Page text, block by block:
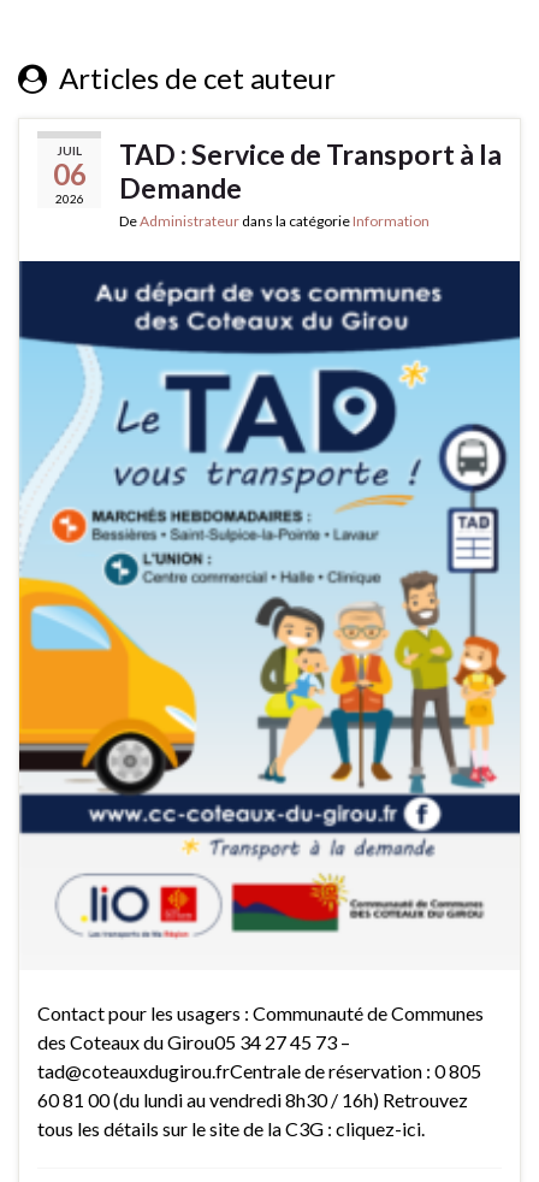
Articles de cet auteur
JUIL
06
2026
TAD : Service de Transport à la
Demande
DeAdministrateur dans la catégorie Information
Contact pour les usagers : Communauté de Communes
des Coteaux du Girou05 34 27 45 73 –
tad@coteauxdugirou.frCentrale de réservation : 0 805
60 81 00 (du lundi au vendredi 8h30 / 16h) Retrouvez
tous les détails sur le site de la C3G : cliquez-ici.